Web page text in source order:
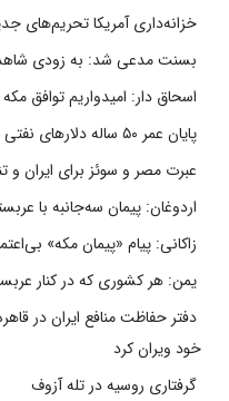
خزانه‌داری آمریکا تحریم‌های
بسنت مدعی شد: به زودی شاهد
اسحاق دار: امیدواریم توافق
پایان عمر ۵۰ ساله دلارهای نفتی به دست ایران
عبرت مصر و سوئز برای ایران و
اردوغان: پیمان سه‌جانبه با
زاکانی: پیام «پیمان مکه»
یمن: هر کشوری که در کنار
دفتر حفاظت منافع ایران در
خود ویران کرد
گرفتاری روسیه در تله آزوف